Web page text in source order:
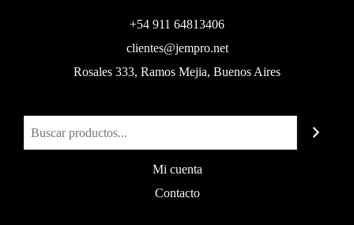
+54 911 64813406
clientes@jempro.net
Rosales 333, Ramos Mejia, Buenos Aires
Mi cuenta
Contacto